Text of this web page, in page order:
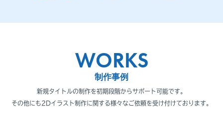
WORKS
制作事例
新規タイトルの制作を初期段階からサポート可能です。
その他にも2Dイラスト制作に関する様々なご依頼を受け付けております。